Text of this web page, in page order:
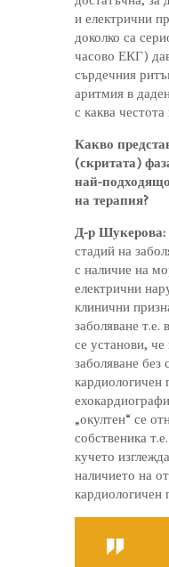
и електрични
доколко са
часово ЕКГ)
сърдечния
аритмия в
с каква
Какво
(скритата)
най-
на терапия?
Д-р Шукерова:
стадий на
с наличие на
електрични
клинични
заболяване
се установи,
заболяване без
кардиологичен
„окултен“ се
собственика
кучето
наличието на
кардиологичен